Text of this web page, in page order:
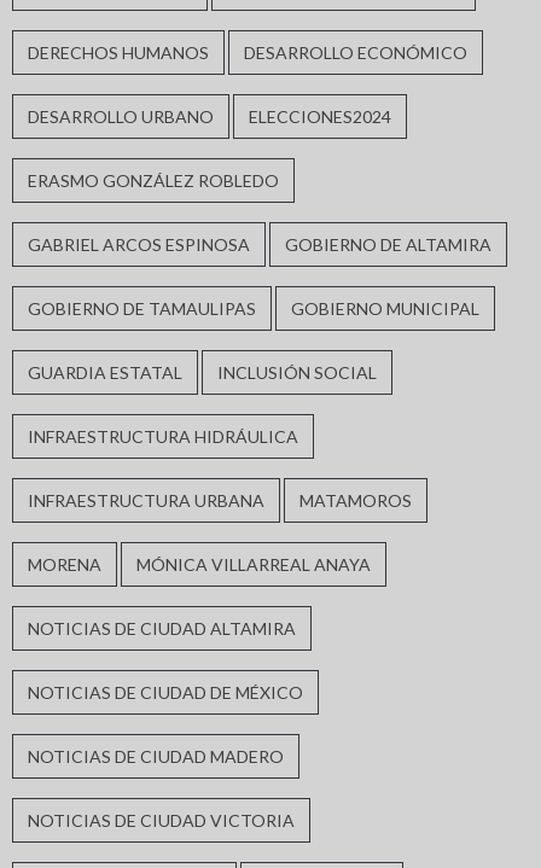
DERECHOS HUMANOS DESARROLLO ECONÓMICO
DESARROLLO URBANO ELECCIONES2024
ERASMO GONZÁLEZ ROBLEDO
GABRIEL ARCOS ESPINOSA GOBIERNO DE ALTAMIRA
GOBIERNO DE TAMAULIPAS GOBIERNO MUNICIPAL
GUARDIA ESTATAL INCLUSIÓN SOCIAL
INFRAESTRUCTURA HIDRÁULICA
INFRAESTRUCTURA URBANA MATAMOROS
MORENA MÓNICA VILLARREAL ANAYA
NOTICIAS DE CIUDAD ALTAMIRA
NOTICIAS DE CIUDAD DE MÉXICO
NOTICIAS DE CIUDAD MADERO
NOTICIAS DE CIUDAD VICTORIA